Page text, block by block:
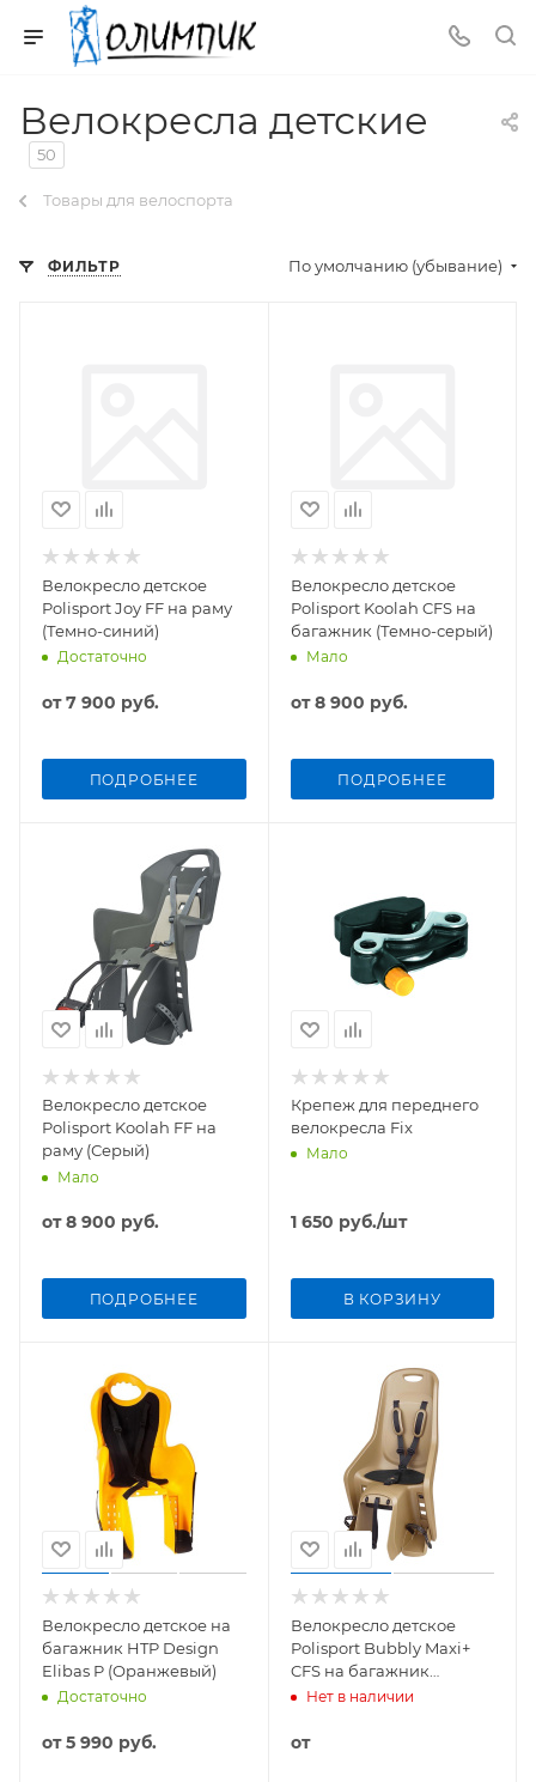
Велокресла детские
50
Товары для велоспорта
ФИЛЬТР По умолчанию (убывание)
Велокресло детское
Polisport Joy FF на раму
(Темно-синий)
Достаточно
от7 900 руб.
ПОДРОБНЕЕ
Велокресло детское
Polisport Koolah CFS на
багажник (Темно-серый)
Мало
от8 900 руб.
ПОДРОБНЕЕ
Велокресло детское
Polisport Koolah FF на
раму (Серый)
Мало
от8 900 руб.
ПОДРОБНЕЕ
Крепеж для переднего
велокресла Fix
Мало
1 650 руб./шт
В КОРЗИНУ
Велокресло детское на
багажник HTP Design
Elibas P (Оранжевый)
Достаточно
от5 990 руб.
Велокресло детское
Polisport Bubbly Maxi+
CFS на багажник
(Бежевый)
Нет в наличии
от